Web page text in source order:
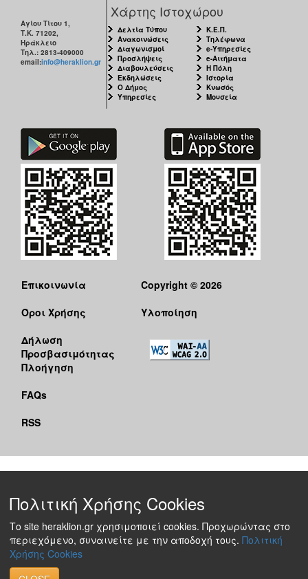
Αγίου Τίτου 1,
Τ.Κ. 71202,
Ηράκλειο
Τηλ.: 2813-409000
email:info@heraklion.gr
Χάρτης Ιστοχώρου
Δελτία Τύπου
Ανακοινώσεις
Διαγωνισμοί
Προσλήψεις
Διαβουλεύσεις
Εκδηλώσεις
Ο Δήμος
Υπηρεσίες
Κ.Ε.Π.
Τηλέφωνα
e-Υπηρεσίες
e-Αιτήματα
Η Πόλη
Ιστορία
Κνωσός
Μουσεία
Επικοινωνία
Όροι Χρήσης
Δήλωση
Προσβασιμότητας
Πλοήγηση
FAQs
RSS
Copyright © 2026
Υλοποίηση
Πολιτική Χρήσης Cookies
Το site heraklion.gr χρησιμοποιεί cookies. Προχωρώντας στο
περιεχόμενο, συναινείτε με την αποδοχή τους. Πολιτική
Χρήσης Cookies